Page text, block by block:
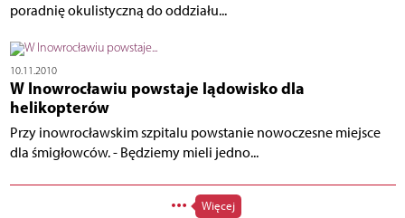
poradnię okulistyczną do oddziału...
10.11.2010
W Inowrocławiu powstaje lądowisko dla
helikopterów
Przy inowrocławskim szpitalu powstanie nowoczesne miejsce
dla śmigłowców. - Będziemy mieli jedno...
Więcej